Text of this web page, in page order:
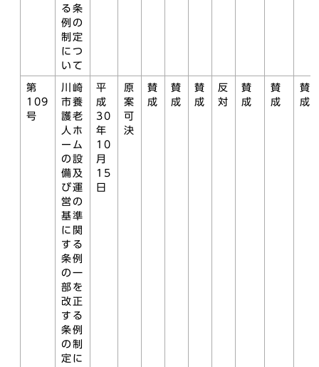
る条
例の
制定
につ
いて
第
109
号
川崎
市養
護老
人ホ
ーム
の設
備及
び運
営の
基準
に関
する
条例
の一
部を
改正
する
条例
の制
定に
平
成
30
年
10
月
15
日
原
案
可
決
賛
成
賛
成
賛
成
反
対
賛
成
賛
成
賛
成